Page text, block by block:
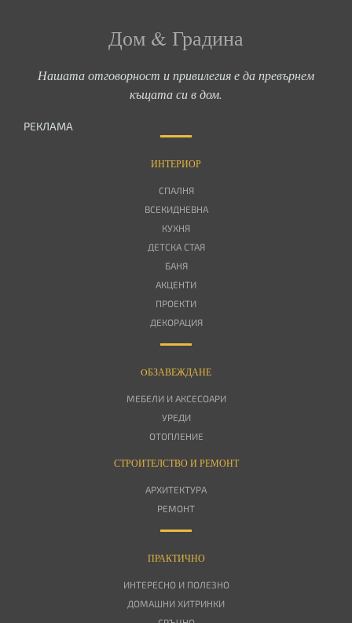
Дом & Градина
Нашата отговорност и привилегия е да превърнем
къщата си в дом.
РЕКЛАМА
ИНТЕРИОР
СПАЛНЯ
ВСЕКИДНЕВНА
КУХНЯ
ДЕТСКА СТАЯ
БАНЯ
АКЦЕНТИ
ПРОЕКТИ
ДЕКОРАЦИЯ
OБЗАВЕЖДАНЕ
МЕБЕЛИ И АКСЕСОАРИ
УРЕДИ
ОТОПЛЕНИЕ
СТРОИТЕЛСТВО И РЕМОНТ
АРХИТЕКТУРА
РЕМОНТ
ПРАКТИЧНО
ИНТЕРЕСНО И ПОЛЕЗНО
ДОМАШНИ ХИТРИНКИ